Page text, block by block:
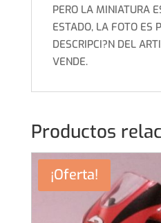
PERO LA MINIATURA
ESTADO, LA FOTO ES
DESCRIPCI?N DEL
VENDE.
Productos
¡Oferta!